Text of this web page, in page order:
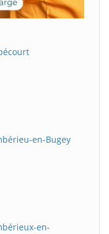
en-Bugey
en-